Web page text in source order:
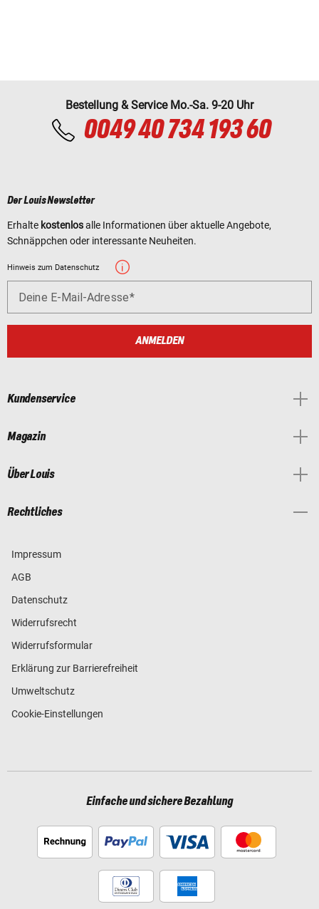
Bestellung & Service Mo.-Sa. 9-20 Uhr
0049 40 734 193 60
Der Louis Newsletter
Erhalte kostenlosalle Informationen über aktuelle Angebote,
Schnäppchen oder interessante Neuheiten.
Hinweis zum Datenschutz
Deine E-Mail-Adresse
ANMELDEN
Kundenservice
Magazin
Über Louis
Rechtliches
Impressum
AGB
Datenschutz
Widerrufsrecht
Widerrufsformular
Erklärung zur Barrierefreiheit
Umweltschutz
Cookie-Einstellungen
Einfache und sichere Bezahlung